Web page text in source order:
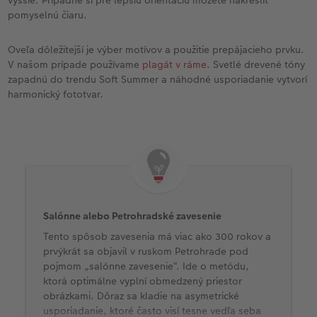
pomyselnú čiaru.
Oveľa dôležitejší je výber motívov a použitie prepájacieho prvku.
V našom prípade používame plagát v ráme. Svetlé drevené tóny
zapadnú do trendu Soft Summer a náhodné usporiadanie vytvorí
harmonický fototvar.
Salónne alebo Petrohradské zavesenie
Tento spôsob zavesenia má viac ako 300 rokov a
prvýkrát sa objavil v ruskom Petrohrade pod
pojmom „salónne zavesenie“. Ide o metódu,
ktorá optimálne vyplní obmedzený priestor
obrázkami. Dôraz sa kladie na asymetrické
usporiadanie, ktoré často visí tesne vedľa seba